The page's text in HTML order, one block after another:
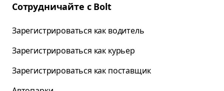
Сотрудничайте с Bolt
Зарегистрироваться как водитель
Зарегистрироваться как курьер
Зарегистрироваться как поставщик